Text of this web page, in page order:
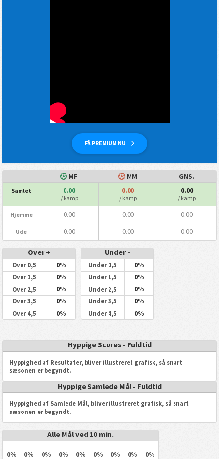
FÅ PREMIUM NU
MF MM GNS.
Samlet 0.00
/ kamp
0.00
/ kamp
0.00
/ kamp
Hjemme 0.00 0.00 0.00
Ude 0.00 0.00 0.00
Over +
Over 0,5 0%
Over 1,5 0%
Over 2,5 0%
Over 3,5 0%
Over 4,5 0%
Under -
Under 0,5 0%
Under 1,5 0%
Under 2,5 0%
Under 3,5 0%
Under 4,5 0%
Hyppige Scores - Fuldtid
Hyppighed af Resultater, bliver illustreret grafisk, så snart
sæsonen er begyndt.
Hyppige Samlede Mål - Fuldtid
Hyppighed af Samlede Mål, bliver illustreret grafisk, så snart
sæsonen er begyndt.
Alle Mål ved 10 min.
0% 0% 0% 0% 0% 0% 0% 0% 0%